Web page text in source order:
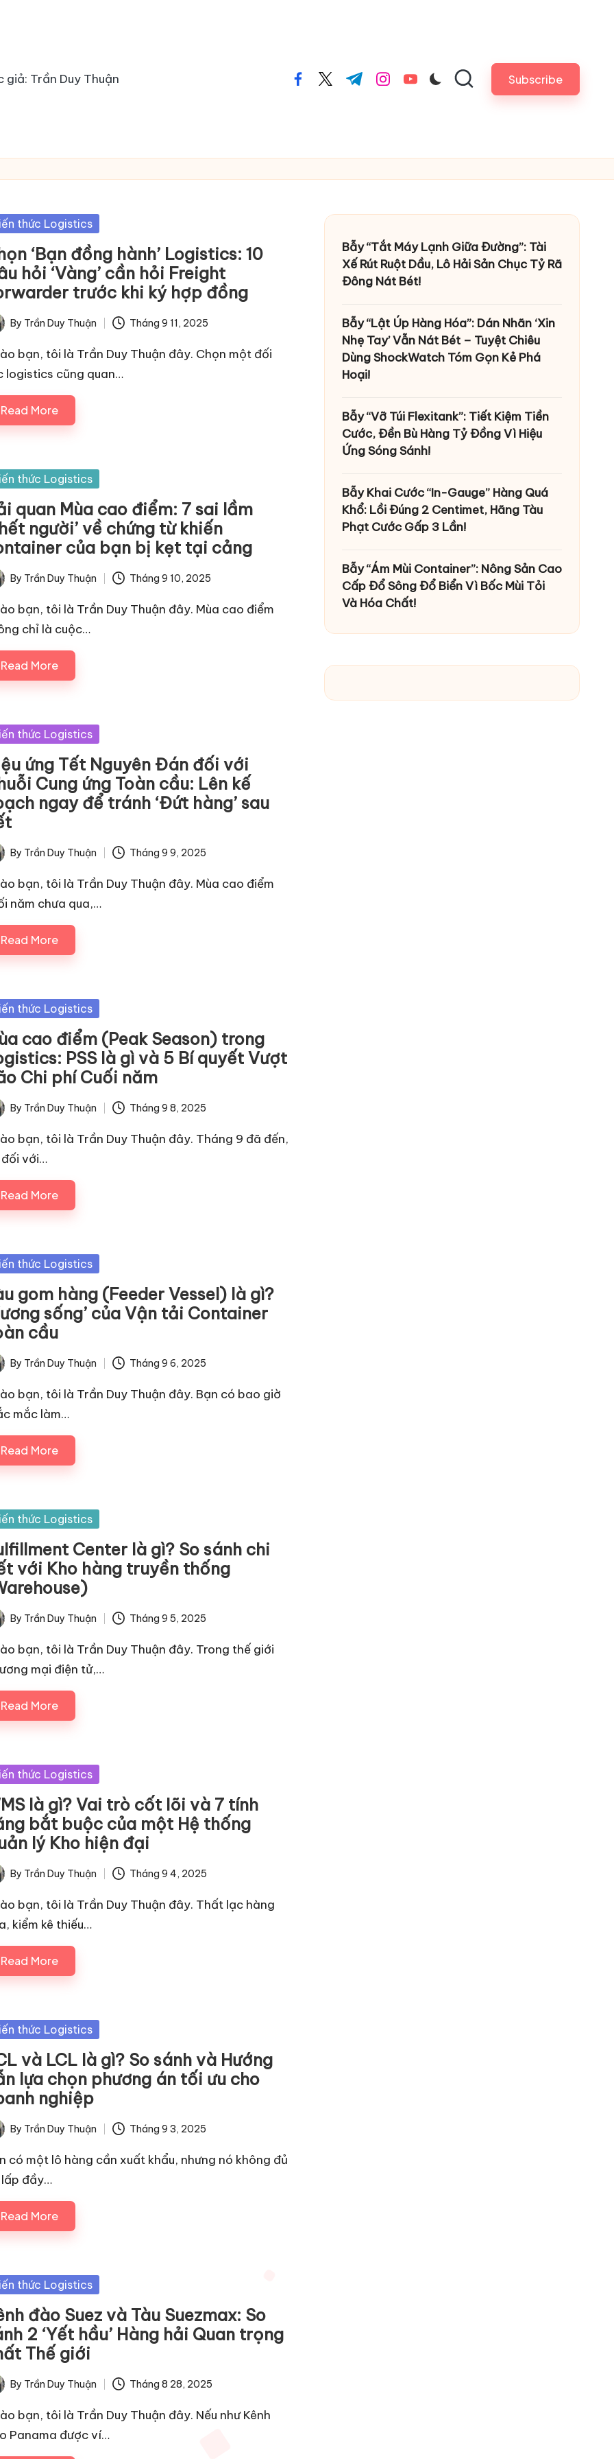
giả: Trần Duy Thuận facebook.com
twitter.com
t.me instagram.com
youtube.com Subscribe
thức Logistics
‘Bạn đồng hành’ Logistics: 10
hỏi ‘Vàng’ cần hỏi Freight
trước khi ký hợp đồng
By Trần Duy Thuận Tháng 9 11, 2025
bạn, tôi là Trần Duy Thuận đây. Chọn một đối
logistics cũng quan…
Read More
thức Logistics
quan Mùa cao điểm: 7 sai lầm
người’ về chứng từ khiến
của bạn bị kẹt tại cảng
By Trần Duy Thuận Tháng 9 10, 2025
bạn, tôi là Trần Duy Thuận đây. Mùa cao điểm
chỉ là cuộc…
Read More
thức Logistics
ứng Tết Nguyên Đán đối với
Cung ứng Toàn cầu: Lên kế
ngay để tránh ‘Đứt hàng’ sau
By Trần Duy Thuận Tháng 9 9, 2025
bạn, tôi là Trần Duy Thuận đây. Mùa cao điểm
năm chưa qua,…
Read More
thức Logistics
cao điểm (Peak Season) trong
PSS là gì và 5 Bí quyết Vượt
Chi phí Cuối năm
By Trần Duy Thuận Tháng 9 8, 2025
bạn, tôi là Trần Duy Thuận đây. Tháng 9 đã đến,
với…
Read More
thức Logistics
gom hàng (Feeder Vessel) là gì?
sống’ của Vận tải Container
cầu
By Trần Duy Thuận Tháng 9 6, 2025
bạn, tôi là Trần Duy Thuận đây. Bạn có bao giờ
mắc làm…
Read More
thức Logistics
Center là gì? So sánh chi
với Kho hàng truyền thống
By Trần Duy Thuận Tháng 9 5, 2025
bạn, tôi là Trần Duy Thuận đây. Trong thế giới
mại điện tử,…
Read More
thức Logistics
là gì? Vai trò cốt lõi và 7 tính
bắt buộc của một Hệ thống
lý Kho hiện đại
By Trần Duy Thuận Tháng 9 4, 2025
bạn, tôi là Trần Duy Thuận đây. Thất lạc hàng
kiểm kê thiếu…
Read More
thức Logistics
và LCL là gì? So sánh và Hướng
lựa chọn phương án tối ưu cho
nghiệp
By Trần Duy Thuận Tháng 9 3, 2025
có một lô hàng cần xuất khẩu, nhưng nó không đủ
lấp đầy…
Read More
thức Logistics
đào Suez và Tàu Suezmax: So
2 ‘Yết hầu’ Hàng hải Quan trọng
Thế giới
By Trần Duy Thuận Tháng 8 28, 2025
bạn, tôi là Trần Duy Thuận đây. Nếu như Kênh
Panama được ví…
Bẫy “Tắt Máy Lạnh Giữa Đường”: Tài
Xế Rút Ruột Dầu, Lô Hải Sản Chục Tỷ Rã
Đông Nát Bét!
Bẫy “Lật Úp Hàng Hóa”: Dán Nhãn ‘Xin
Nhẹ Tay’ Vẫn Nát Bét – Tuyệt Chiêu
Dùng ShockWatch Tóm Gọn Kẻ Phá
Hoại!
Bẫy “Vỡ Túi Flexitank”: Tiết Kiệm Tiền
Cước, Đền Bù Hàng Tỷ Đồng Vì Hiệu
Ứng Sóng Sánh!
Bẫy Khai Cước “In-Gauge” Hàng Quá
Khổ: Lồi Đúng 2 Centimet, Hãng Tàu
Phạt Cước Gấp 3 Lần!
Bẫy “Ám Mùi Container”: Nông Sản Cao
Cấp Đổ Sông Đổ Biển Vì Bốc Mùi Tỏi
Và Hóa Chất!